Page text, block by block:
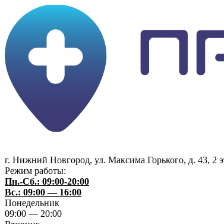
г. Нижний Новгород, ул. Максима Горького, д. 43, 2
Режим работы:
Пн.-Сб.: 09:00-20:00
Вс.: 09:00 — 16:00
Понедельник
09:00 — 20:00